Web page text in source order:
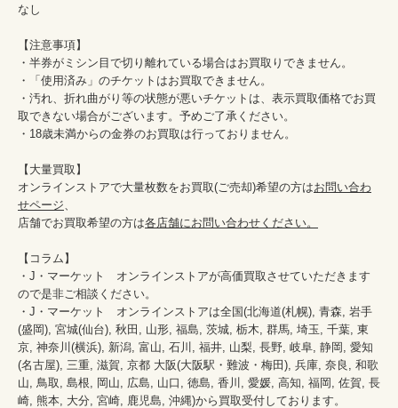
なし
【注意事項】
・半券がミシン目で切り離れている場合はお買取りできません。
・「使用済み」のチケットはお買取できません。
・汚れ、折れ曲がり等の状態が悪いチケットは、表示買取価格でお買
取できない場合がございます。予めご了承ください。
・18歳未満からの金券のお買取は行っておりません。
【大量買取】
オンラインストアで大量枚数をお買取(ご売却)希望の方はお問い合わ
せページ
店舗でお買取希望の方は各店舗にお問い合わせください。
【コラム】
・J・マーケット　オンラインストアが高価買取させていただきます
ので是非ご相談ください。
・J・マーケット　オンラインストアは全国(北海道(札幌), 青森, 岩手
(盛岡), 宮城(仙台), 秋田, 山形, 福島, 茨城, 栃木, 群馬, 埼玉, 千葉, 東
京, 神奈川(横浜), 新潟, 富山, 石川, 福井, 山梨, 長野, 岐阜, 静岡, 愛知
(名古屋), 三重, 滋賀, 京都 大阪(大阪駅・難波・梅田), 兵庫, 奈良, 和歌
山, 鳥取, 島根, 岡山, 広島, 山口, 徳島, 香川, 愛媛, 高知, 福岡, 佐賀, 長
崎, 熊本, 大分, 宮崎, 鹿児島, 沖縄)から買取受付しております。